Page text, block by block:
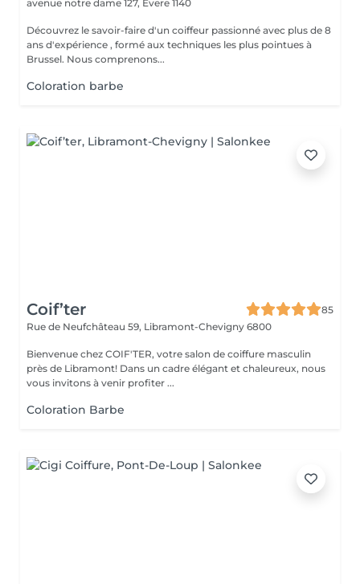
avenue notre dame 127, Evere 1140
Découvrez le savoir-faire d'un coiffeur passionné avec plus de 8
ans d'expérience , formé aux techniques les plus pointues à
Brussel. Nous comprenons...
Coloration barbe
Coif’ter
85
Rue de Neufchâteau 59, Libramont-Chevigny 6800
Bienvenue chez COIF'TER, votre salon de coiffure masculin
près de Libramont! Dans un cadre élégant et chaleureux, nous
vous invitons à venir profiter ...
Coloration Barbe